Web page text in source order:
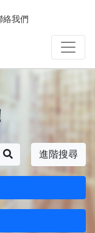
絡我們
進階搜尋